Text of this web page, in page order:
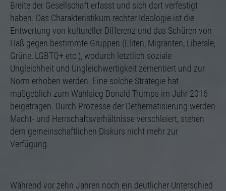
Breite der Gesellschaft erfasst und sich dort verfestigt
haben. Das Charakteristikum rechter Ideologie ist die
Entwertung von kultureller Differenz und das Schüren von
Haß gegen bestimmte Gruppen (Eliten, Migranten, Liberale,
Grüne, LGBTQ+ etc.), wodurch letztlich soziale
Ungleichheit und Ungleichwertigkeit zementiert und zur
Norm erhoben werden. Eine solche Strategie hat
maßgeblich zum Wahlsieg Donald Trumps im Jahr 2016
beigetragen. Durch Prozesse der Dethematisierung werden
Macht- und Herrschaftsverhältnisse verschleiert, stehen
dem gemeinschaftlichen Diskurs nicht mehr zur
Verfügung.
Während vor zehn Jahren noch ein deutlicher Unterschied